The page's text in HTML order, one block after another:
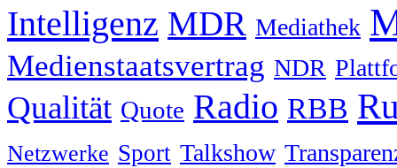
Intelligenz MDR Mediathek
Medienstaatsvertrag NDR
Qualität Quote Radio RBB
Netzwerke Sport Talkshow